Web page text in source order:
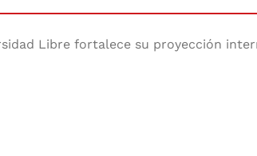
Libre fortalece su proyección